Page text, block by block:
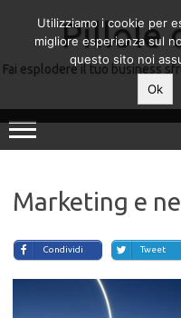
Pillole
Fai esplodere il tuo business
Marketing e
Condividi Tweet
Utilizziamo i cookie per
migliore esperienza sul
questo sito noi
Ok